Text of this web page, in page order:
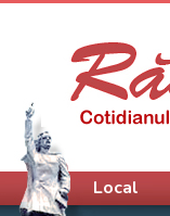
Meniu principal
Local